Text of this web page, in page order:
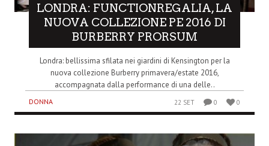
LONDRA: FUNCTIONREGALIA, LA
NUOVA COLLEZIONE PE 2016 DI
BURBERRY PRORSUM
Londra: bellissima sfilata nei giardini di Kensington per la
nuova collezione Burberry primavera/estate 2016,
accompagnata dalla performance di una delle..
DONNA 22 SET 0 0